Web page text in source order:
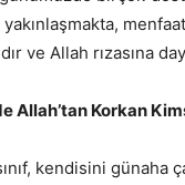
ve Allah rızasına
Allah’tan Korkan
kendisini günaha